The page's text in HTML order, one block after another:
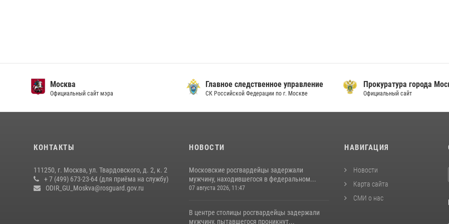
Москва
Официальный сайт мэра
Главное следственное управление
СК Российской Федерации по г. Москве
Прокуратура города
Официальный сайт
КОНТАКТЫ
111250, г. Москва, ул. Твардовского, д. 2, к. 2
+ 7 (499) 673-23-64 (для приёма на службу)
ODIR_GU_Moskva@rosguard.gov.ru
НОВОСТИ
Московские росгвардейцы задержали
мужчину, находившегося в федеральном...
07 августа 2026, 11:47
В центре столицы росгвардейцы задержали
мужчину, пытавшегося проникнут...
НАВИГАЦИЯ
Новости
Карта сайта
СМИ о нас